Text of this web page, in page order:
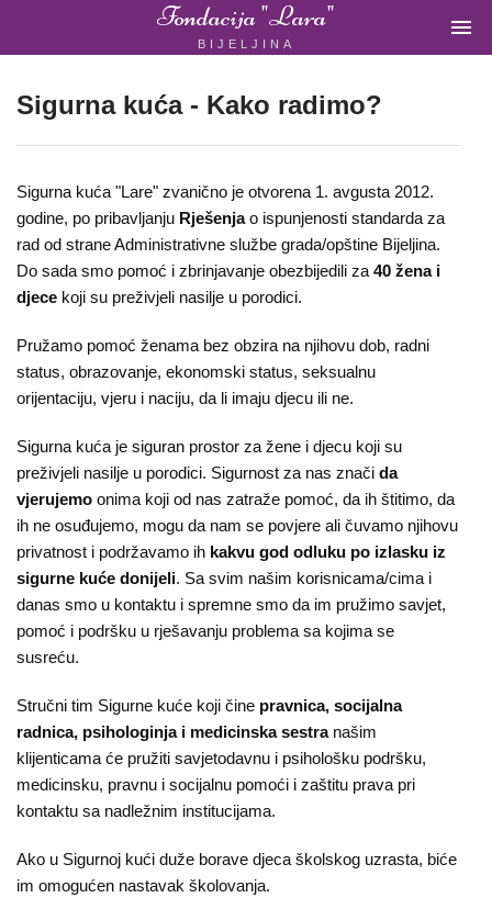
Fondacija "Lara"
BIJELJINA

ORGANIZACIJA
Fondacija
Bijeljina
Početna
O
nama
Aktuelnosti
Mir
sa
ženskim
licem
Sigurna
kuća
Pravna
pomoć
Sigurna kuća - Kako radimo?
Sigurna kuća "Lare" zvanično je otvorena 1. avgusta 2012.
godine, po pribavljanju Rješenjao ispunjenosti standarda za
rad od strane Administrativne službe grada/opštine Bijeljina.
Do sada smo pomoć i zbrinjavanje obezbijedili za 40 žena i
djece koji su preživjeli nasilje u porodici.
Pružamo pomoć ženama bez obzira na njihovu dob, radni
status, obrazovanje, ekonomski status, seksualnu
orijentaciju, vjeru i naciju, da li imaju djecu ili ne.
Sigurna kuća je siguran prostor za žene i djecu koji su
preživjeli nasilje u porodici. Sigurnost za nas znači da
vjerujemo onima koji od nas zatraže pomoć, da ih štitimo, da
ih ne osuđujemo, mogu da nam se povjere ali čuvamo njihovu
privatnost i podržavamo ih kakvu god odluku po izlasku iz
sigurne kuće donijeli. Sa svim našim korisnicama/cima i
danas smo u kontaktu i spremne smo da im pružimo savjet,
pomoć i podršku u rješavanju problema sa kojima se
susreću.
Stručni tim Sigurne kuće koji čine pravnica, socijalna
radnica, psihologinja i medicinska sestranašim
klijenticama će pružiti savjetodavnu i psihološku podršku,
medicinsku, pravnu i socijalnu pomoći i zaštitu prava pri
kontaktu sa nadležnim institucijama.
Ako u Sigurnoj kući duže borave djeca školskog uzrasta, biće
im omogućen nastavak školovanja.